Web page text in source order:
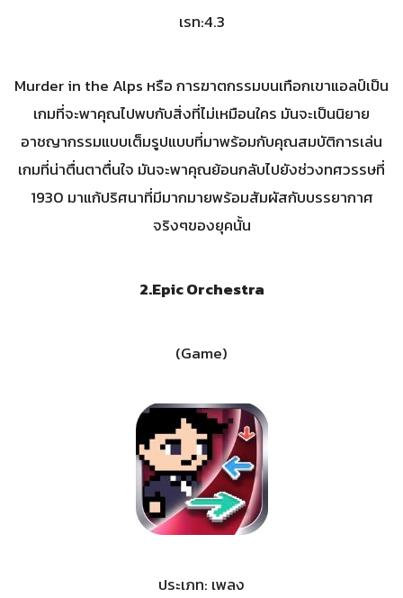
เรท:4.3
Murder in the Alps หรือ การฆาตกรรมบนเทือกเขาแอลป์เป็น
เกมที่จะพาคุณไปพบกับสิ่งที่ไม่เหมือนใคร มันจะเป็นนิยาย
อาชญากรรมแบบเต็มรูปแบบที่มาพร้อมกับคุณสมบัติการเล่น
เกมที่น่าตื่นตาตื่นใจ มันจะพาคุณย้อนกลับไปยังช่วงทศวรรษที่
1930 มาแก้ปริศนาที่มีมากมายพร้อมสัมผัสกับบรรยากาศ
จริงๆของยุคนั้น
2.Epic Orchestra
(Game)
ประเภท: เพลง